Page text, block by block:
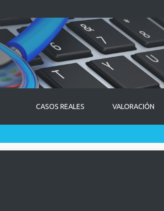
CASOS REALES VALORACIÓN